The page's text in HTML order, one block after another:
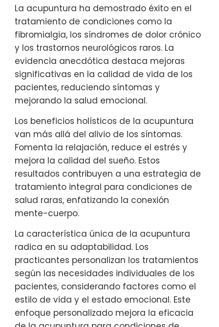
La acupuntura ha demostrado éxito en el
tratamiento de condiciones como la
fibromialgia, los síndromes de dolor crónico
y los trastornos neurológicos raros. La
evidencia anecdótica destaca mejoras
significativas en la calidad de vida de los
pacientes, reduciendo síntomas y
mejorando la salud emocional.
Los beneficios holísticos de la acupuntura
van más allá del alivio de los síntomas.
Fomenta la relajación, reduce el estrés y
mejora la calidad del sueño. Estos
resultados contribuyen a una estrategia de
tratamiento integral para condiciones de
salud raras, enfatizando la conexión
mente-cuerpo.
La característica única de la acupuntura
radica en su adaptabilidad. Los
practicantes personalizan los tratamientos
según las necesidades individuales de los
pacientes, considerando factores como el
estilo de vida y el estado emocional. Este
enfoque personalizado mejora la eficacia